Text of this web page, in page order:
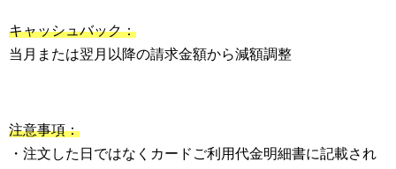
キャッシュバック：
当月または翌月以降の請求金額から減額調整
注意事項：
・注文した日ではなくカードご利用代金明細書に記載され